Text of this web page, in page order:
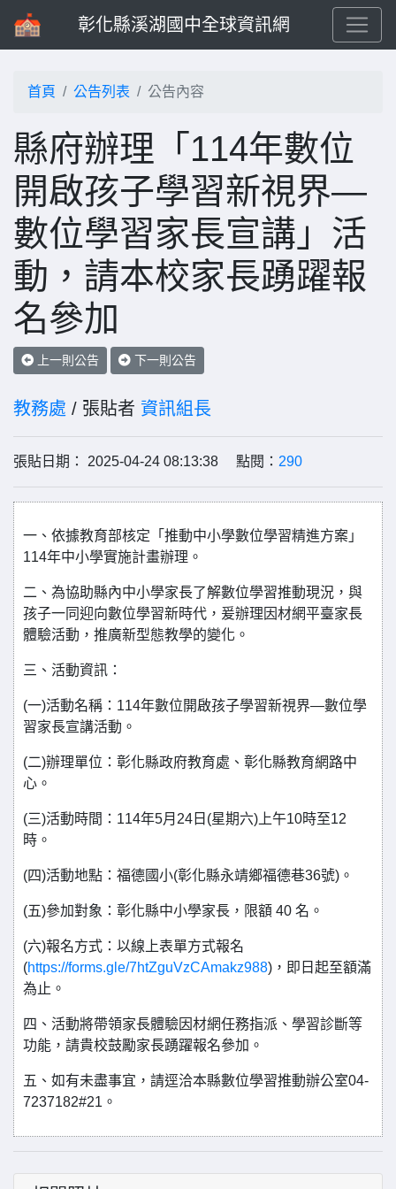
彰化縣溪湖國中全球資訊網
首頁 公告列表 公告內容
縣府辦理「114年數位
開啟孩子學習新視界—
數位學習家長宣講」活
動，請本校家長踴躍報
名參加
上一則公告 下一則公告
教務處 / 張貼者 資訊組長
張貼日期： 2025-04-24 08:13:38 點閱： 290
一、依據教育部核定「推動中小學數位學習精進方案」
114年中小學實施計畫辦理。
二、為協助縣內中小學家長了解數位學習推動現況，與
孩子一同迎向數位學習新時代，爰辦理因材網平臺家長
體驗活動，推廣新型態教學的變化。
三、活動資訊：
(一)活動名稱：114年數位開啟孩子學習新視界—數位學
習家長宣講活動。
(二)辦理單位：彰化縣政府教育處、彰化縣教育網路中
心。
(三)活動時間：114年5月24日(星期六)上午10時至12
時。
(四)活動地點：福德國小(彰化縣永靖鄉福德巷36號)。
(五)參加對象：彰化縣中小學家長，限額 40 名。
(六)報名方式：以線上表單方式報名
(https://forms.gle/7htZguVzCAmakz988)，即日起至額滿
為止。
四、活動將帶領家長體驗因材網任務指派、學習診斷等
功能，請貴校鼓勵家長踴躍報名參加。
五、如有未盡事宜，請逕洽本縣數位學習推動辦公室04-
7237182#21。